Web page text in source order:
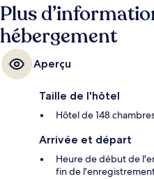
Plus
hébergement
Aperçu
Taille de l'hôtel
Hôtel de 148
Arrivée et départ
Heure de début de
fin de